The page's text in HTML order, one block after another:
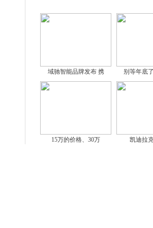
域驰智能品牌发布 携 别等年底
15万的价格、30万 凯迪拉